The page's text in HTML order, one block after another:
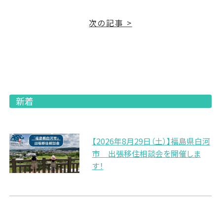
次の記事 >
新着
【2026年8月29日（土）】福島県白河
市 出張移住相談会を開催しま
す！